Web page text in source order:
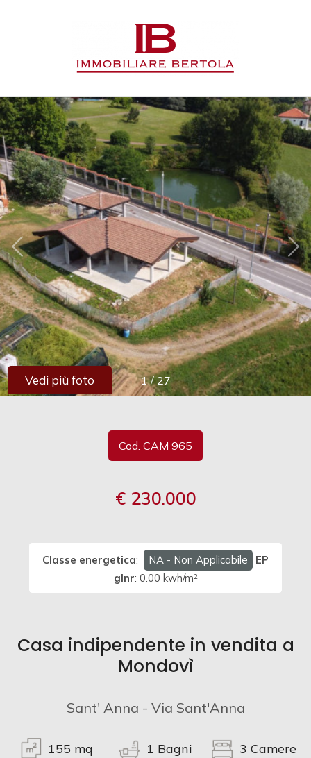
1 / 27
Vedi più foto
Cod. CAM 965
€ 230.000
Classe energetica: NA - Non Applicabile
EP
glnr: 0.00 kwh/m²
Casa indipendente in vendita a
Mondovì
Sant' Anna - Via Sant'Anna
155 mq 1 Bagni 3 Camere
IMMOBILI
SERVIZI
CONTATTI
Contratto
Qualsiasi
Vendita
Affitto
Scegli
dove
cercare
Provincia
Comune
Terreni